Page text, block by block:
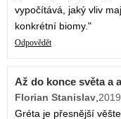
vypočítává, jaký vliv
konkrétní biomy."
Odpovědět
Až do konce světa a
Florian Stanislav
Gréta je přesnější